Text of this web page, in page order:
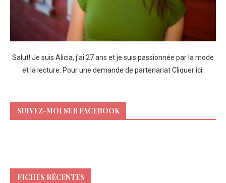
Salut! Je suis Alicia, j’ai 27 ans et je suis passionnée par la mode
et la lecture. Pour une demande de partenariatCliquer ici.
SUIVEZ-MOI SUR FACEBOOK
FICHES RÉCENTES